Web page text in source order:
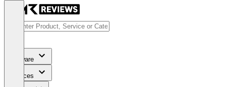
Software
Services